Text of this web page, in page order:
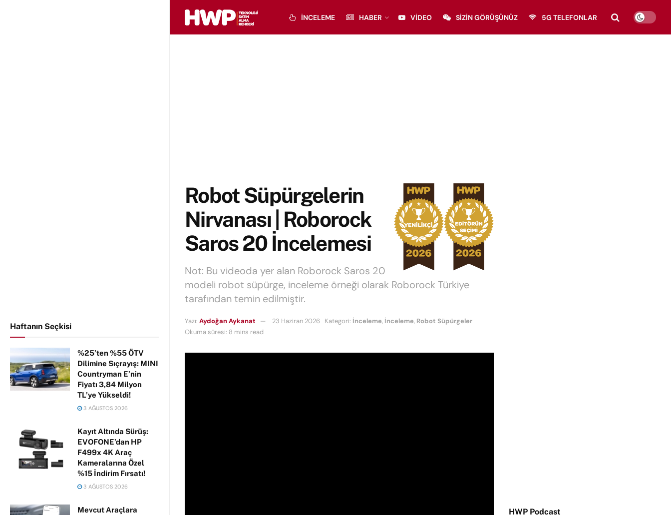
Haftanın Seçkisi
%25’ten %55 ÖTV
Dilimine Sıçrayış: MINI
Countryman E’nin
Fiyatı 3,84 Milyon
TL’ye Yükseldi!
3 AĞUSTOS 2026
Kayıt Altında Sürüş:
EVOFONE’dan HP
F499x 4K Araç
Kameralarına Özel
%15 İndirim Fırsatı!
3 AĞUSTOS 2026
Mevcut Araçlara
İNCELEME HABER VIDEO SIZIN GÖRÜŞÜNÜZ 5G TELEFONLAR
Robot Süpürgelerin
Nirvanası | Roborock
Saros 20 İncelemesi
Not: Bu videoda yer alan Roborock Saros 20
modeli robot süpürge, inceleme örneği olarak Roborock Türkiye
tarafından temin edilmiştir.
Yazı: Aydoğan Aykanat 23 Haziran 2026 Kategori: İnceleme, İnceleme, Robot Süpürgeler
Okuma süresi: 8 mins read
HWP Podcast